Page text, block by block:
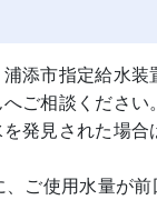
浦添市指定給水
ご相談ください
発見された場
、ご使用水量が